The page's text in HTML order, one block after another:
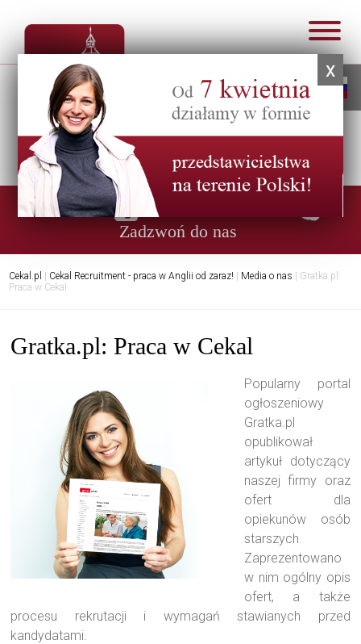
Infolinia:
0048 57 47 01 284
Zadzwoń do nas
Cekal.pl Cekal Recruitment - praca w Anglii od zaraz! Media o nas
Gratka.pl:
Praca w Cekal
Gratka.pl: Praca w Cekal
Popularny portal
ogłoszeniowy
Gratka.pl
opublikował
artykuł dotyczący
naszej firmy oraz
ofert dla
opiekunów osób
starszych.
Zaprezentowano
w nim ogólny opis
ofert, a także
procesu rekrutacji i wymagań stawianych przed
kandydatami.
x